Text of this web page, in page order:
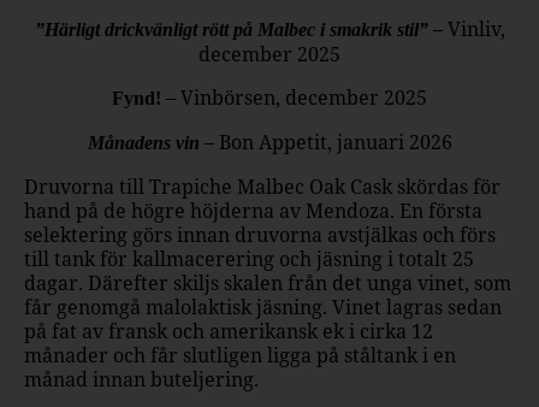
”Härligt drickvänligt rött på Malbec i smakrik stil”– Vinliv,
december 2025
Fynd! – Vinbörsen, december 2025
Månadens vin – Bon Appetit, januari 2026
Druvorna till Trapiche Malbec Oak Cask skördas för
hand på de högre höjderna av Mendoza. En första
selektering görs innan druvorna avstjälkas och förs
till tank för kallmacerering och jäsning i totalt 25
dagar. Därefter skiljs skalen från det unga vinet, som
får genomgå malolaktisk jäsning. Vinet lagras sedan
på fat av fransk och amerikansk ek i cirka 12
månader och får slutligen ligga på ståltank i en
månad innan buteljering.